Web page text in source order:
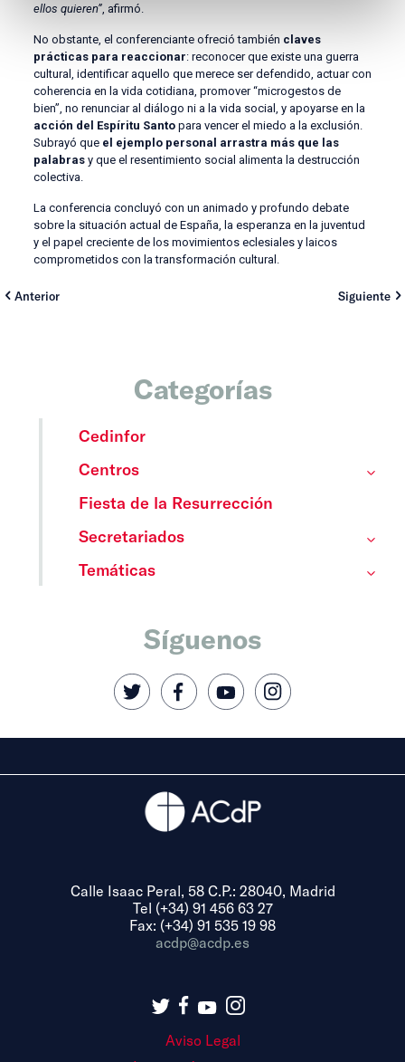
ellos quieren”, afirmó.
No obstante, el conferenciante ofreció también claves
prácticas para reaccionar: reconocer que existe una guerra
cultural, identificar aquello que merece ser defendido, actuar con
coherencia en la vida cotidiana, promover “microgestos de
bien”, no renunciar al diálogo ni a la vida social, y apoyarse en la
acción del Espíritu Santopara vencer el miedo a la exclusión.
Subrayó que el ejemplo personal arrastra más que las
palabrasy que el resentimiento social alimenta la destrucción
colectiva.
La conferencia concluyó con un animado y profundo debate
sobre la situación actual de España, la esperanza en la juventud
y el papel creciente de los movimientos eclesiales y laicos
comprometidos con la transformación cultural.
Anterior Siguiente
Categorías
Cedinfor
Centros
Fiesta de la Resurrección
Secretariados
Temáticas
Síguenos
Calle Isaac Peral, 58 C.P.: 28040, Madrid
Tel (+34) 91 456 63 27
Fax: (+34) 91 535 19 98
acdp@acdp.es
Aviso Legal